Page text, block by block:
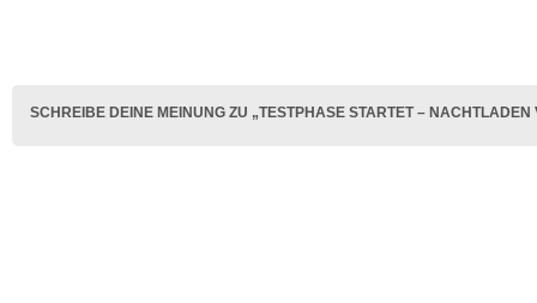
SCHREIBE DEINE MEINUNG ZU „TESTPHASE STARTET – NACHTLADEN